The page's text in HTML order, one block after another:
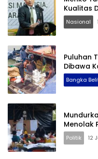
Kualitas
Nasional
Puluhan
Dibawa
Bangka
Menolak
Politik 12